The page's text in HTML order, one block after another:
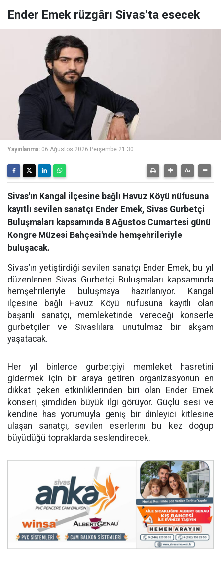
Ender Emek rüzgârı Sivas’ta esecek
Yayınlanma: 06 Ağustos 2026 Perşembe 21:30
Sivas'ın Kangal ilçesine bağlı Havuz Köyü nüfusuna
kayıtlı sevilen sanatçı Ender Emek, Sivas Gurbetçi
Buluşmaları kapsamında 8 Ağustos Cumartesi günü
Kongre Müzesi Bahçesi'nde hemşehrileriyle
buluşacak.
Sivas’ın yetiştirdiği sevilen sanatçı Ender Emek, bu yıl
düzenlenen Sivas Gurbetçi Buluşmaları kapsamında
hemşehrileriyle buluşmaya hazırlanıyor. Kangal
ilçesine bağlı Havuz Köyü nüfusuna kayıtlı olan
başarılı sanatçı, memleketinde vereceği konserle
gurbetçiler ve Sivaslılara unutulmaz bir akşam
yaşatacak.
Her yıl binlerce gurbetçiyi memleket hasretini
gidermek için bir araya getiren organizasyonun en
dikkat çeken etkinliklerinden biri olan Ender Emek
konseri, şimdiden büyük ilgi görüyor. Güçlü sesi ve
kendine has yorumuyla geniş bir dinleyici kitlesine
ulaşan sanatçı, sevilen eserlerini bu kez doğup
büyüdüğü topraklarda seslendirecek.